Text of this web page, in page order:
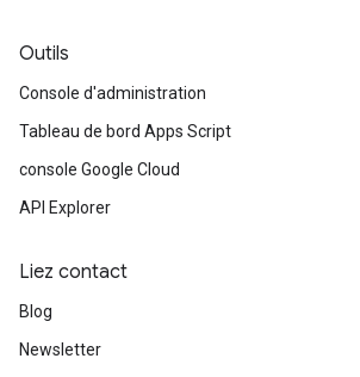
Outils
Console d'administration
Tableau de bord Apps Script
console Google Cloud
API Explorer
Liez contact
Blog
Newsletter